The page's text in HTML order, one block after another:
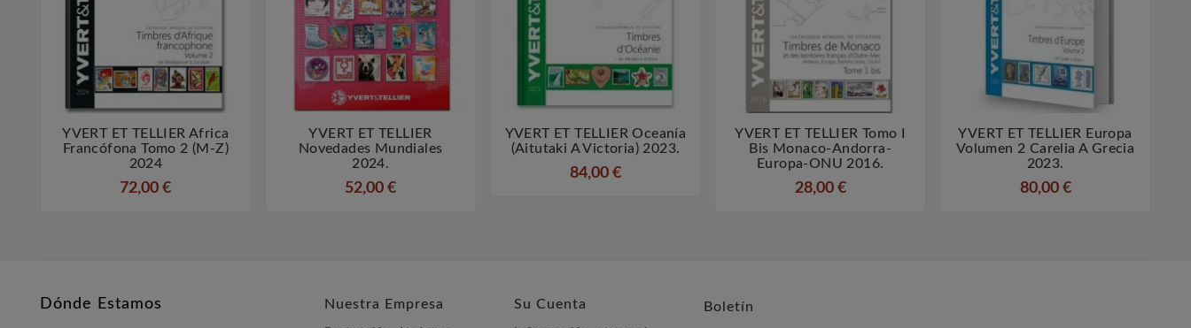
 
YVERT ET TELLIER Africa
Francófona Tomo 2 (M-Z)
2024
72,00 €
 
YVERT ET TELLIER
Novedades Mundiales
2024.
52,00 €
 
YVERT ET TELLIER Oceanía
(Aitutaki A Victoria) 2023.
84,00 €
 
YVERT ET TELLIER Tomo I
Bis Monaco-Andorra-
Europa-ONU 2016.
28,00 €
 
YVERT ET TELLIER Europa
Volumen 2 Carelia A Grecia
2023.
80,00 €
Dónde Estamos Nuestra Empresa Su Cuenta Boletín